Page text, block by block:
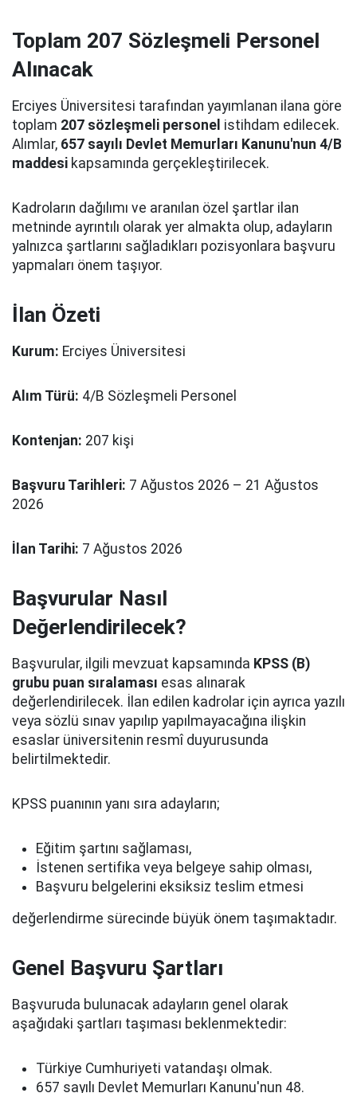
Toplam 207 Sözleşmeli Personel
Alınacak
Erciyes Üniversitesi tarafından yayımlanan ilana göre
toplam 207 sözleşmeli personel istihdam edilecek.
Alımlar, 657 sayılı Devlet Memurları Kanunu'nun 4/B
maddesi kapsamında gerçekleştirilecek.
Kadroların dağılımı ve aranılan özel şartlar ilan
metninde ayrıntılı olarak yer almakta olup, adayların
yalnızca şartlarını sağladıkları pozisyonlara başvuru
yapmaları önem taşıyor.
İlan Özeti
Kurum: Erciyes Üniversitesi
Alım Türü: 4/B Sözleşmeli Personel
Kontenjan: 207 kişi
Başvuru Tarihleri: 7 Ağustos 2026 – 21 Ağustos
2026
İlan Tarihi: 7 Ağustos 2026
Başvurular Nasıl
Değerlendirilecek?
Başvurular, ilgili mevzuat kapsamında KPSS (B)
grubu puan sıralaması esas alınarak
değerlendirilecek. İlan edilen kadrolar için ayrıca yazılı
veya sözlü sınav yapılıp yapılmayacağına ilişkin
esaslar üniversitenin resmî duyurusunda
belirtilmektedir.
KPSS puanının yanı sıra adayların;
Eğitim şartını sağlaması,
İstenen sertifika veya belgeye sahip olması,
Başvuru belgelerini eksiksiz teslim etmesi
değerlendirme sürecinde büyük önem taşımaktadır.
Genel Başvuru Şartları
Başvuruda bulunacak adayların genel olarak
aşağıdaki şartları taşıması beklenmektedir:
Türkiye Cumhuriyeti vatandaşı olmak.
657 sayılı Devlet Memurları Kanunu'nun 48.